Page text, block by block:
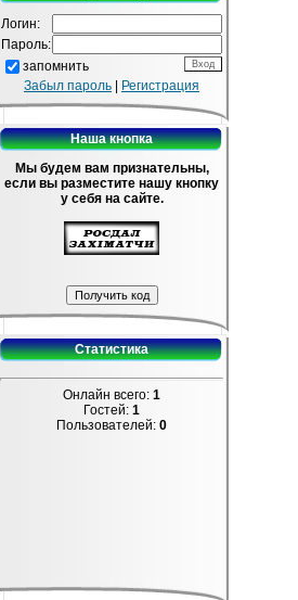
Логин:
Пароль:
запомнить
Забыл пароль
Регистрация
Наша кнопка
Мы будем вам признательны,
если вы разместите нашу кнопку
у себя на сайте.
Статистика
Онлайн всего: 1
Гостей: 1
Пользователей: 0